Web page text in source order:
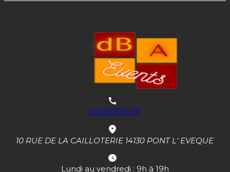
02.78.77.15.79
10 RUE DE LA CAILLOTERIE 14130 PONT L' EVEQUE
Lundi au vendredi : 9h à 19h